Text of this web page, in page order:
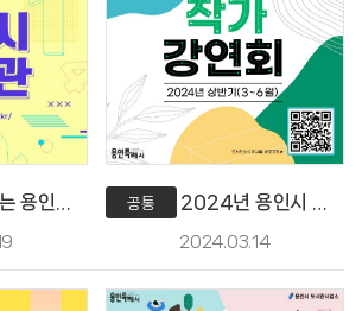
시 도서관 공통 2024년 용인시 도서관 작가강연회(3~6월)
2024.03.14